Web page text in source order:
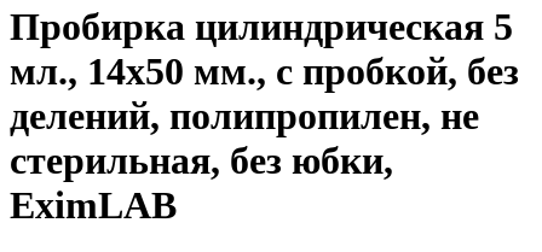
Пробирка цилиндрическая 5
мл., 14х50 мм., с пробкой, без
делений, полипропилен, не
стерильная, без юбки,
EximLAB